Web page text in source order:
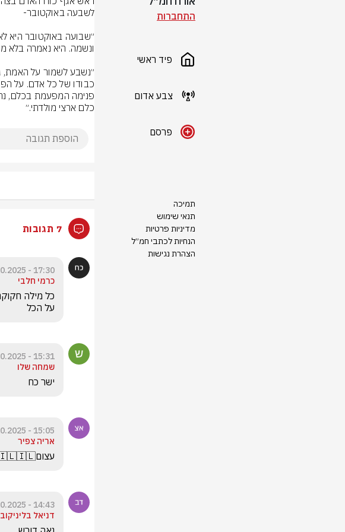
התחברות
פיד ראשי
צבע אדום
פרסם
תמיכה
תנאי שימוש
מדיניות פרטיות
הנחיות לכתבי חמ״ל
הצהרת נגישות
כלם ארצי מולדתי.״
7 תגובות
17:30 - 17.10.2025
כרמי חלבי
על הכל
15:31 - 17.10.2025
שמחה שלו
ישר כח
15:05 - 17.10.2025
אריה צפיר
עצום🇮🇱🇮🇱🇮🇱🇮🇱
14:43 - 17.10.2025
דניאל בליניקוב